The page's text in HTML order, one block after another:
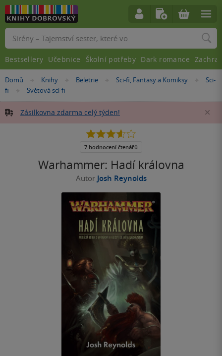
Nacházíte
se
Domů »Knihy »
Beletrie »
Sci-fi, Fantasy a Komiksy »
Sci-
fi
»
Světová sci-fi
Zásilkovna zdarma celý týden!
Warhammer: Hadí královna
Autor Josh Reynolds
3.6
5
7 hodnocení čtenářů
Vyhledávání
Bestsellery Učebnice Školní potřeby Dark romance